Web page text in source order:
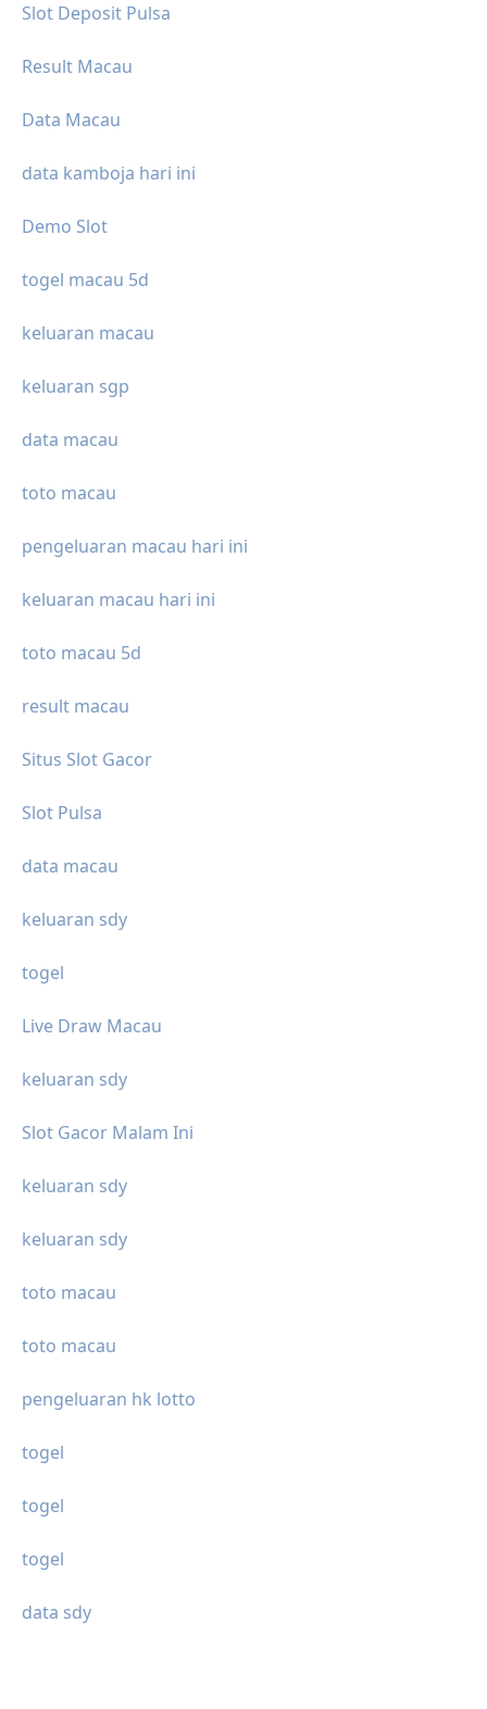
Slot Deposit Pulsa
Result Macau
Data Macau
data kamboja hari ini
Demo Slot
togel macau 5d
keluaran macau
keluaran sgp
data macau
toto macau
pengeluaran macau hari ini
keluaran macau hari ini
toto macau 5d
result macau
Situs Slot Gacor
Slot Pulsa
data macau
keluaran sdy
togel
Live Draw Macau
keluaran sdy
Slot Gacor Malam Ini
keluaran sdy
keluaran sdy
toto macau
toto macau
pengeluaran hk lotto
togel
togel
togel
data sdy